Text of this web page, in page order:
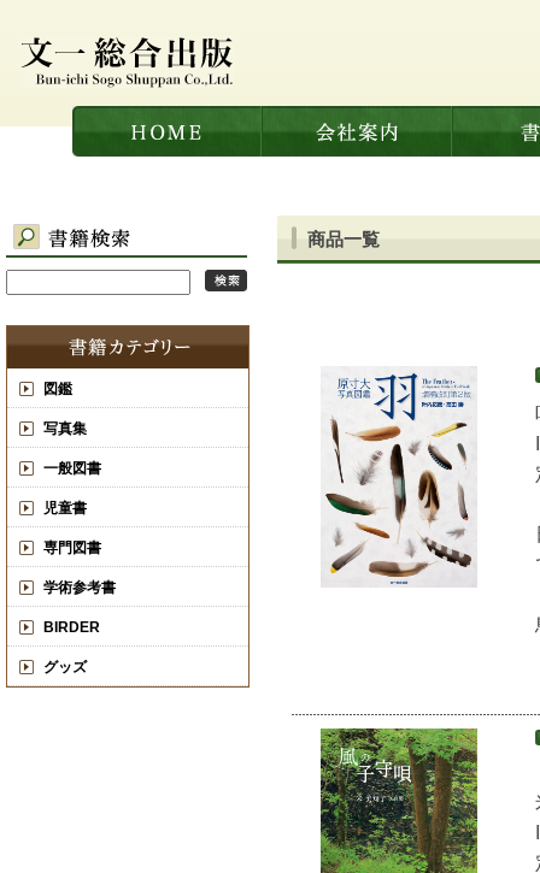
図鑑
写真集
一般図書
児童書
専門図書
学術参考書
BIRDER
グッズ
商品一覧